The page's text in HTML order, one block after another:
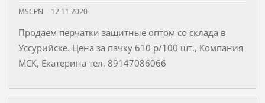
MSCPN 12.11.2020
Продаем перчатки защитные оптом со склада в
Уссурийске. Цена за пачку 610 р/100 шт., Компания
МСК, Екатерина тел. 89147086066